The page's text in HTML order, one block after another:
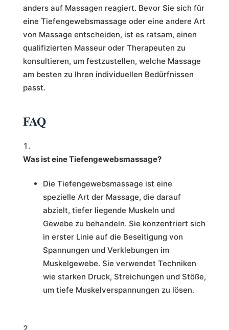
anders auf Massagen reagiert. Bevor Sie sich für
eine Tiefengewebsmassage oder eine andere Art
von Massage entscheiden, ist es ratsam, einen
qualifizierten Masseur oder Therapeuten zu
konsultieren, um festzustellen, welche Massage
am besten zu Ihren individuellen Bedürfnissen
passt.
FAQ
Was ist eine Tiefengewebsmassage?
Die Tiefengewebsmassage ist eine
spezielle Art der Massage, die darauf
abzielt, tiefer liegende Muskeln und
Gewebe zu behandeln. Sie konzentriert sich
in erster Linie auf die Beseitigung von
Spannungen und Verklebungen im
Muskelgewebe. Sie verwendet Techniken
wie starken Druck, Streichungen und Stöße,
um tiefe Muskelverspannungen zu lösen.